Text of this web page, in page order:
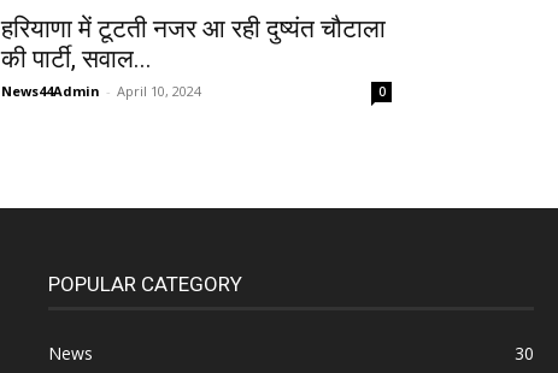
हरियाणा में टूटती नजर आ रही दुष्यंत चौटाला
की पार्टी, सवाल...
News44Admin - April 10, 2024 0
POPULAR CATEGORY
News
30